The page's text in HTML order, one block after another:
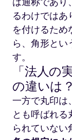
るわけではあ
を付けるた
ら、角形とい
す。
「法人の
の違いは？
一方で丸印は
とも呼ばれ
られていない